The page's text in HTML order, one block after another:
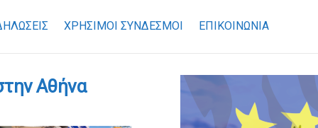
ΧΡΉΣΙΜΟΙ ΣΎΝΔΕΣΜΟΙ ΕΠΙΚΟΙΝΩΝΊΑ
Αθήνα